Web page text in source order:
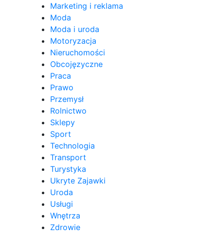
Marketing i reklama
Moda
Moda i uroda
Motoryzacja
Nieruchomości
Obcojęzyczne
Praca
Prawo
Przemysł
Rolnictwo
Sklepy
Sport
Technologia
Transport
Turystyka
Ukryte Zajawki
Uroda
Usługi
Wnętrza
Zdrowie